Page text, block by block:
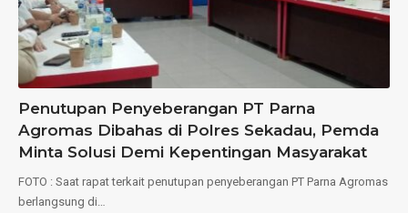
Penutupan Penyeberangan PT Parna
Agromas Dibahas di Polres Sekadau, Pemda
Minta Solusi Demi Kepentingan Masyarakat
FOTO : Saat rapat terkait penutupan penyeberangan PT Parna Agromas
berlangsung di…